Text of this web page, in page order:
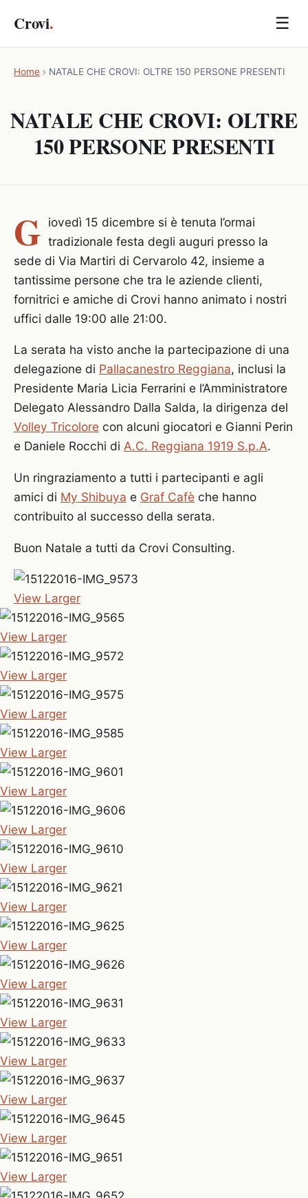
Crovi. ☰
Home › NATALE CHE CROVI: OLTRE 150 PERSONE PRESENTI
NATALE CHE CROVI: OLTRE
150 PERSONE PRESENTI
G iovedì 15 dicembre si è tenuta l’ormai
tradizionale festa degli auguri presso la
sede di Via Martiri di Cervarolo 42, insieme a
tantissime persone che tra le aziende clienti,
fornitrici e amiche di Crovi hanno animato i nostri
uffici dalle 19:00 alle 21:00.
La serata ha visto anche la partecipazione di una
delegazione di Pallacanestro Reggiana, inclusi la
Presidente Maria Licia Ferrarini e l’Amministratore
Delegato Alessandro Dalla Salda, la dirigenza del
Volley Tricolore con alcuni giocatori e Gianni Perin
e Daniele Rocchi di A.C. Reggiana 1919 S.p.A.
Un ringraziamento a tutti i partecipanti e agli
amici di My Shibuya e Graf Cafè che hanno
contribuito al successo della serata.
Buon Natale a tutti da Crovi Consulting.
View Larger
View Larger
View Larger
View Larger
View Larger
View Larger
View Larger
View Larger
View Larger
View Larger
View Larger
View Larger
View Larger
View Larger
View Larger
View Larger